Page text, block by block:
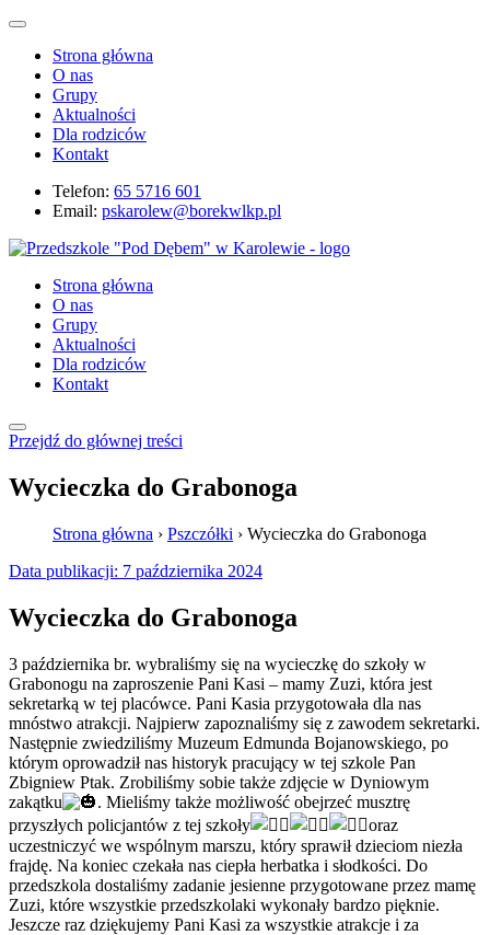
Strona główna
O nas
Grupy
Aktualności
Dla rodziców
Kontakt
Telefon: 65 5716 601
Email: pskarolew@borekwlkp.pl
Strona główna
O nas
Grupy
Aktualności
Dla rodziców
Kontakt
Przejdź do głównej treści
Wycieczka do Grabonoga
Strona główna › Pszczółki › Wycieczka do Grabonoga
Data publikacji: 7 października 2024
Wycieczka do Grabonoga
3 października br. wybraliśmy się na wycieczkę do szkoły w
Grabonogu na zaproszenie Pani Kasi – mamy Zuzi, która jest
sekretarką w tej placówce. Pani Kasia przygotowała dla nas
mnóstwo atrakcji. Najpierw zapoznaliśmy się z zawodem sekretarki.
Następnie zwiedziliśmy Muzeum Edmunda Bojanowskiego, po
którym oprowadził nas historyk pracujący w tej szkole Pan
Zbigniew Ptak. Zrobiliśmy sobie także zdjęcie w Dyniowym
zakątku
. Mieliśmy także możliwość obejrzeć musztrę
przyszłych policjantów z tej szkoły
oraz
uczestniczyć we wspólnym marszu, który sprawił dzieciom niezła
frajdę. Na koniec czekała nas ciepła herbatka i słodkości. Do
przedszkola dostaliśmy zadanie jesienne przygotowane przez mamę
Zuzi, które wszystkie przedszkolaki wykonały bardzo pięknie.
Jeszcze raz dziękujemy Pani Kasi za wszystkie atrakcje i za